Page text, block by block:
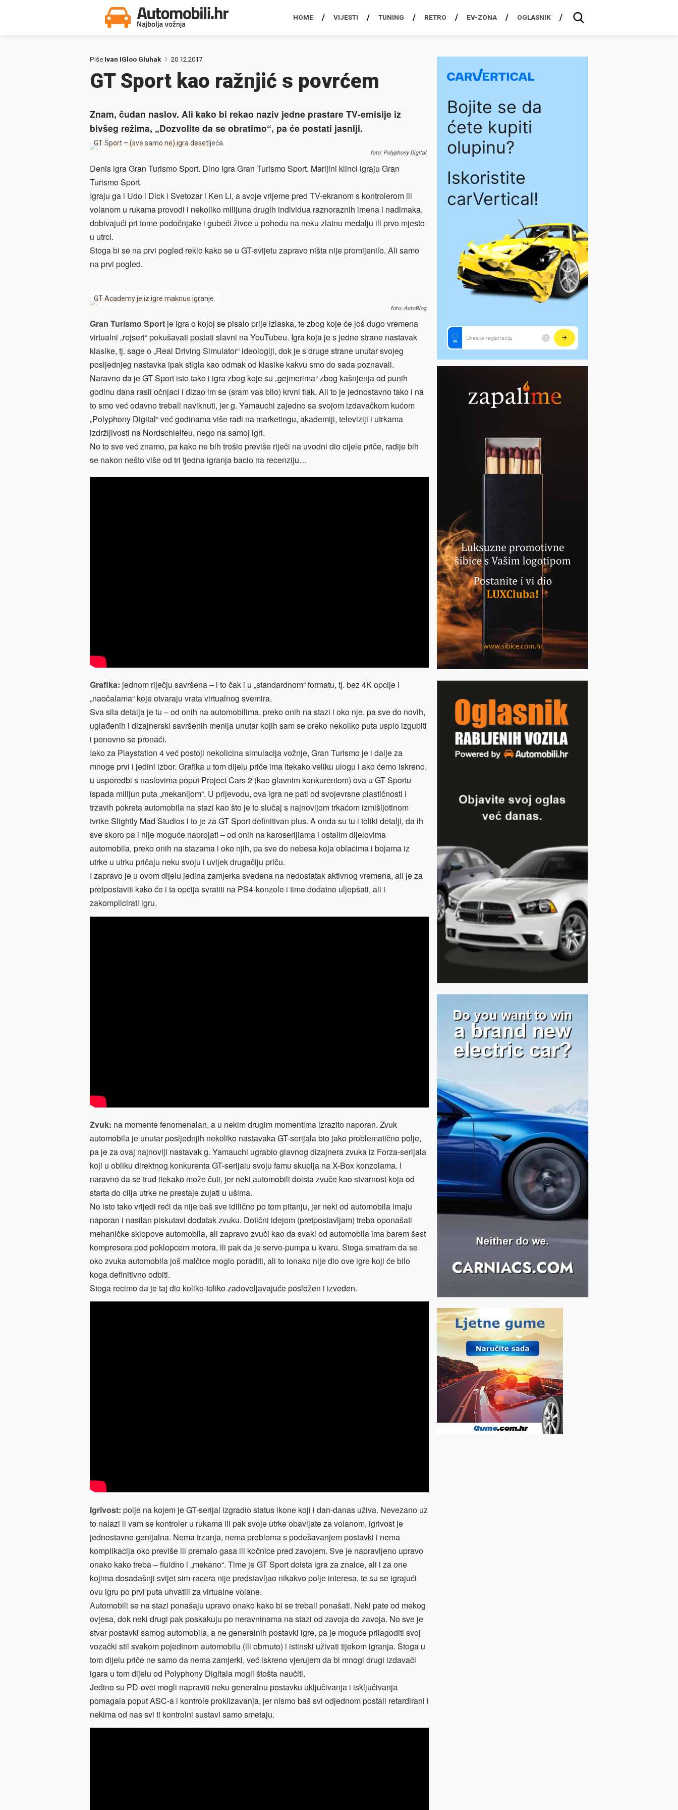
HOME VIJESTI TUNING RETRO EV-ZONA OGLASNIK
Piše Ivan IGloo Gluhak 20.12.2017
GT Sport kao ražnjić s povrćem
Znam, čudan naslov. Ali kako bi rekao naziv jedne prastare TV-emisije iz
bivšeg režima, „Dozvolite da se obratimo“, pa će postati jasniji.
GT Sport – (sve samo ne) igra desetljeća.
foto: Polyphony Digital
Denis igra Gran Turismo Sport. Dino igra Gran Turismo Sport. Marijini klinci igraju Gran
Turismo Sport.
Igraju ga i Udo i Dick i Svetozar i Ken Li, a svoje vrijeme pred TV-ekranom s kontrolerom ili
volanom u rukama provodi i nekoliko milijuna drugih individua raznoraznih imena i nadimaka,
dobivajući pri tome podočnjake i gubeći živce u pohodu na neku zlatnu medalju ili prvo mjesto
u utrci.
Stoga bi se na prvi pogled reklo kako se u GT-svijetu zapravo ništa nije promijenilo. Ali samo
na prvi pogled.
GT Academy je iz igre maknuo igranje.
foto: AutoBlog
Gran Turismo Sport je igra o kojoj se pisalo prije izlaska, te zbog koje će još dugo vremena
virtualni „rejseri“ pokušavati postati slavni na YouTubeu. Igra koja je s jedne strane nastavak
klasike, tj. sage o „Real Driving Simulator“ ideologiji, dok je s druge strane unutar svojeg
posljednjeg nastavka ipak stigla kao odmak od klasike kakvu smo do sada poznavali.
Naravno da je GT Sport isto tako i igra zbog koje su „gejmerima“ zbog kašnjenja od punih
godinu dana rasli očnjaci i dizao im se (sram vas bilo) krvni tlak. Ali to je jednostavno tako i na
to smo već odavno trebali naviknuti, jer g. Yamauchi zajedno sa svojom izdavačkom kućom
„Polyphony Digital“ već godinama više radi na marketingu, akademiji, televiziji i utrkama
izdržljivosti na Nordschleifeu, nego na samoj igri.
No to sve već znamo, pa kako ne bih trošio previše riječi na uvodni dio cijele priče, radije bih
se nakon nešto više od tri tjedna igranja bacio na recenziju…
Grafika: jednom riječju savršena – i to čak i u „standardnom“ formatu, tj. bez 4K opcije i
„naočalama“ koje otvaraju vrata virtualnog svemira.
Sva sila detalja je tu – od onih na automobilima, preko onih na stazi i oko nje, pa sve do novih,
uglađenih i dizajnerski savršenih menija unutar kojih sam se preko nekoliko puta uspio izgubiti
i ponovno se pronaći.
Iako za Playstation 4 već postoji nekolicina simulacija vožnje, Gran Turismo je i dalje za
mnoge prvi i jedini izbor. Grafika u tom dijelu priče ima itekako veliku ulogu i ako ćemo iskreno,
u usporedbi s naslovima poput Project Cars 2 (kao glavnim konkurentom) ova u GT Sportu
ispada milijun puta „mekanijom“. U prijevodu, ova igra ne pati od svojevrsne plastičnosti i
trzavih pokreta automobila na stazi kao što je to slučaj s najnovijom trkaćom izmišljotinom
tvrtke Slightly Mad Studios i to je za GT Sport definitivan plus. A onda su tu i toliki detalji, da ih
sve skoro pa i nije moguće nabrojati – od onih na karoserijiama i ostalim dijelovima
automobila, preko onih na stazama i oko njih, pa sve do nebesa koja oblacima i bojama iz
utrke u utrku pričaju neku svoju i uvijek drugačiju priču.
I zapravo je u ovom dijelu jedina zamjerka svedena na nedostatak aktivnog vremena, ali je za
pretpostaviti kako će i ta opcija svratiti na PS4-konzole i time dodatno uljepšati, ali i
zakomplicirati igru.
Zvuk: na momente fenomenalan, a u nekim drugim momentima izrazito naporan. Zvuk
automobila je unutar posljednjih nekoliko nastavaka GT-serijala bio jako problematično polje,
pa je za ovaj najnoviji nastavak g. Yamauchi ugrabio glavnog dizajnera zvuka iz Forza-serijala
koji u obliku direktnog konkurenta GT-serijalu svoju famu skuplja na X-Box konzolama. I
naravno da se trud itekako može čuti, jer neki automobili doista zvuče kao stvarnost koja od
starta do cilja utrke ne prestaje zujati u ušima.
No isto tako vrijedi reći da nije baš sve idilično po tom pitanju, jer neki od automobila imaju
naporan i nasilan piskutavi dodatak zvuku. Dotični idejom (pretpostavljam) treba oponašati
mehaničke sklopove automobila, ali zapravo zvuči kao da svaki od automobila ima barem šest
kompresora pod poklopcem motora, ili pak da je servo-pumpa u kvaru. Stoga smatram da se
oko zvuka automobila još malčice moglo poraditi, ali to ionako nije dio ove igre koji će bilo
koga definitivno odbiti.
Stoga recimo da je taj dio koliko-toliko zadovoljavajuće posložen i izveden.
Igrivost: polje na kojem je GT-serijal izgradio status ikone koji i dan-danas uživa. Nevezano uz
to nalazi li vam se kontroler u rukama ili pak svoje utrke obavljate za volanom, igrivost je
jednostavno genijalna. Nema trzanja, nema problema s podešavanjem postavki i nema
komplikacija oko previše ili premalo gasa ili kočnice pred zavojem. Sve je napravljeno upravo
onako kako treba – fluidno i „mekano“. Time je GT Sport doista igra za znalce, ali i za one
kojima dosadašnji svijet sim-racera nije predstavljao nikakvo polje interesa, te su se igrajući
ovu igru po prvi puta uhvatili za virtualne volane.
Automobili se na stazi ponašaju upravo onako kako bi se trebali ponašati. Neki pate od mekog
ovjesa, dok neki drugi pak poskakuju po neravninama na stazi od zavoja do zavoja. No sve je
stvar postavki samog automobila, a ne generalnih postavki igre, pa je moguće prilagoditi svoj
vozački stil svakom pojedinom automobilu (ili obrnuto) i istinski uživati tijekom igranja. Stoga u
tom dijelu priče ne samo da nema zamjerki, već iskreno vjerujem da bi mnogi drugi izdavači
igara u tom dijelu od Polyphony Digitala mogli štošta naučiti.
Jedino su PD-ovci mogli napraviti neku generalnu postavku uključivanja i isključivanja
pomagala poput ASC-a i kontrole proklizavanja, jer nismo baš svi odjednom postali retardirani i
nekima od nas svi ti kontrolni sustavi samo smetaju.